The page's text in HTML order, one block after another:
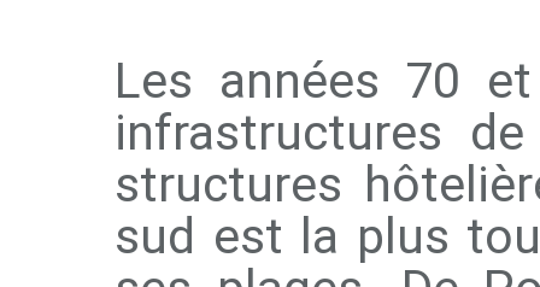
Les années 70
infrastructures
structures
sud est la plus